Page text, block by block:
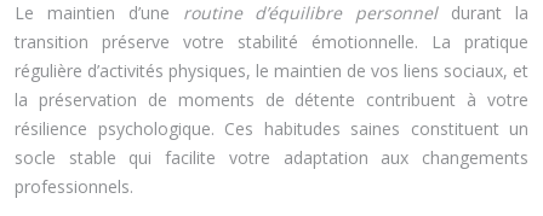
Le maintien d’une routine d’équilibre personneldurant la
transition préserve votre stabilité émotionnelle. La pratique
régulière d’activités physiques, le maintien de vos liens sociaux, et
la préservation de moments de détente contribuent à votre
résilience psychologique. Ces habitudes saines constituent un
socle stable qui facilite votre adaptation aux changements
professionnels.